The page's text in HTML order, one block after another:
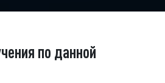
по данной